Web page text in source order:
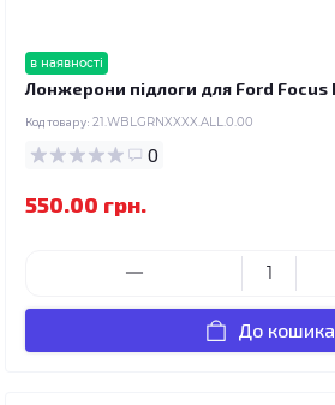
в наявності
Лонжерони підлоги для Ford Focus
Код товару: 21.WBLGRNXXXX.ALL.0.00
0
550.00 грн.
До кошика